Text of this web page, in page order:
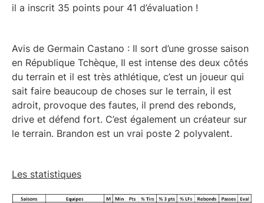
il a inscrit 35 points pour 41 d’évaluation !
Avis de Germain Castano : Il sort d’une grosse saison
en République Tchèque, Il est intense des deux côtés
du terrain et il est très athlétique, c’est un joueur qui
sait faire beaucoup de choses sur le terrain, il est
adroit, provoque des fautes, il prend des rebonds,
drive et défend fort. C’est également un créateur sur
le terrain. Brandon est un vrai poste 2 polyvalent.
Les statistiques